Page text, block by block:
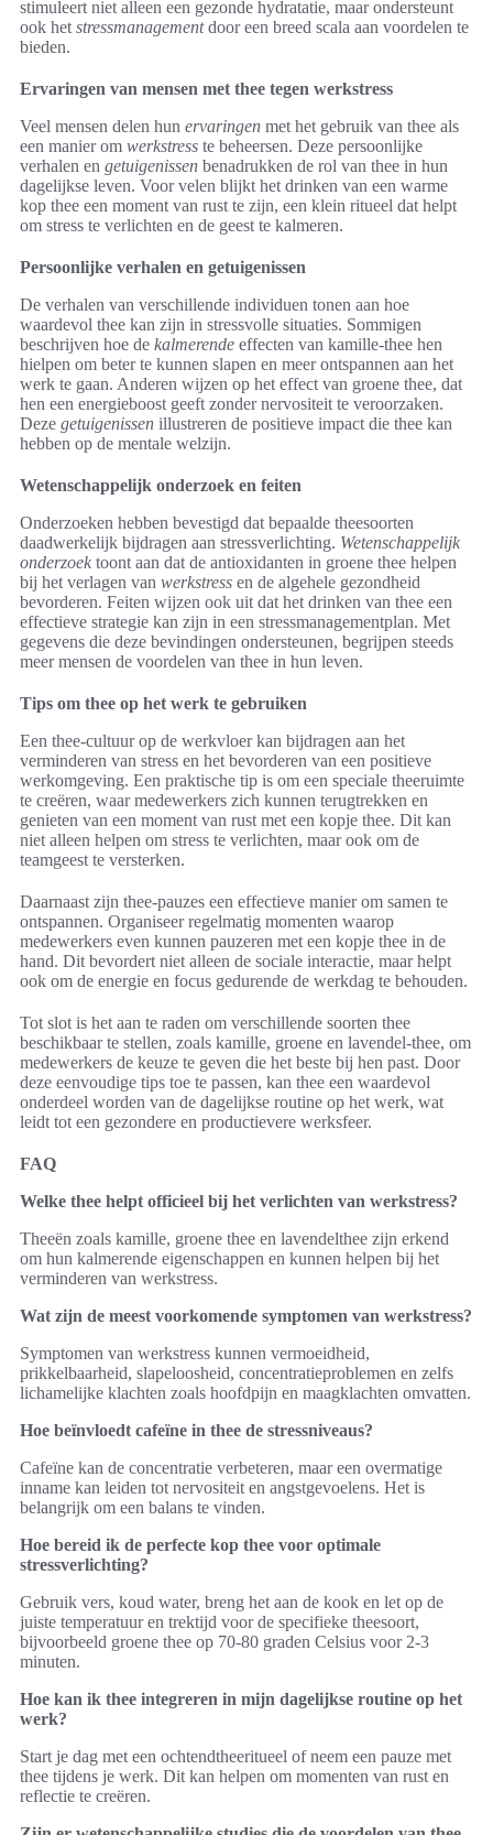
stimuleert niet alleen een gezonde hydratatie, maar ondersteunt
ook het stressmanagementdoor een breed scala aan voordelen te
bieden.
Ervaringen van mensen met thee tegen werkstress
Veel mensen delen hun ervaringen met het gebruik van thee als
een manier om werkstress te beheersen. Deze persoonlijke
verhalen en getuigenissen benadrukken de rol van thee in hun
dagelijkse leven. Voor velen blijkt het drinken van een warme
kop thee een moment van rust te zijn, een klein ritueel dat helpt
om stress te verlichten en de geest te kalmeren.
Persoonlijke verhalen en getuigenissen
De verhalen van verschillende individuen tonen aan hoe
waardevol thee kan zijn in stressvolle situaties. Sommigen
beschrijven hoe de kalmerende effecten van kamille-thee hen
hielpen om beter te kunnen slapen en meer ontspannen aan het
werk te gaan. Anderen wijzen op het effect van groene thee, dat
hen een energieboost geeft zonder nervositeit te veroorzaken.
Deze getuigenissen illustreren de positieve impact die thee kan
hebben op de mentale welzijn.
Wetenschappelijk onderzoek en feiten
Onderzoeken hebben bevestigd dat bepaalde theesoorten
daadwerkelijk bijdragen aan stressverlichting. Wetenschappelijk
onderzoek toont aan dat de antioxidanten in groene thee helpen
bij het verlagen van werkstress en de algehele gezondheid
bevorderen. Feiten wijzen ook uit dat het drinken van thee een
effectieve strategie kan zijn in een stressmanagementplan. Met
gegevens die deze bevindingen ondersteunen, begrijpen steeds
meer mensen de voordelen van thee in hun leven.
Tips om thee op het werk te gebruiken
Een thee-cultuur op de werkvloer kan bijdragen aan het
verminderen van stress en het bevorderen van een positieve
werkomgeving. Een praktische tip is om een speciale theeruimte
te creëren, waar medewerkers zich kunnen terugtrekken en
genieten van een moment van rust met een kopje thee. Dit kan
niet alleen helpen om stress te verlichten, maar ook om de
teamgeest te versterken.
Daarnaast zijn thee-pauzes een effectieve manier om samen te
ontspannen. Organiseer regelmatig momenten waarop
medewerkers even kunnen pauzeren met een kopje thee in de
hand. Dit bevordert niet alleen de sociale interactie, maar helpt
ook om de energie en focus gedurende de werkdag te behouden.
Tot slot is het aan te raden om verschillende soorten thee
beschikbaar te stellen, zoals kamille, groene en lavendel-thee, om
medewerkers de keuze te geven die het beste bij hen past. Door
deze eenvoudige tips toe te passen, kan thee een waardevol
onderdeel worden van de dagelijkse routine op het werk, wat
leidt tot een gezondere en productievere werksfeer.
FAQ
Welke thee helpt officieel bij het verlichten van werkstress?
Theeën zoals kamille, groene thee en lavendelthee zijn erkend
om hun kalmerende eigenschappen en kunnen helpen bij het
verminderen van werkstress.
Wat zijn de meest voorkomende symptomen van werkstress?
Symptomen van werkstress kunnen vermoeidheid,
prikkelbaarheid, slapeloosheid, concentratieproblemen en zelfs
lichamelijke klachten zoals hoofdpijn en maagklachten omvatten.
Hoe beïnvloedt cafeïne in thee de stressniveaus?
Cafeïne kan de concentratie verbeteren, maar een overmatige
inname kan leiden tot nervositeit en angstgevoelens. Het is
belangrijk om een balans te vinden.
Hoe bereid ik de perfecte kop thee voor optimale
stressverlichting?
Gebruik vers, koud water, breng het aan de kook en let op de
juiste temperatuur en trektijd voor de specifieke theesoort,
bijvoorbeeld groene thee op 70-80 graden Celsius voor 2-3
minuten.
Hoe kan ik thee integreren in mijn dagelijkse routine op het
werk?
Start je dag met een ochtendtheeritueel of neem een pauze met
thee tijdens je werk. Dit kan helpen om momenten van rust en
reflectie te creëren.